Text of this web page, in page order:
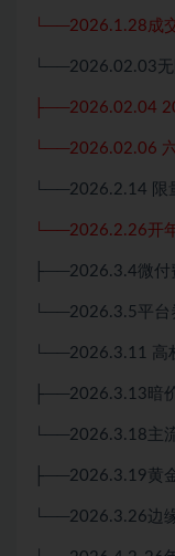
└──2026.1.28成
└──2026.02.03无
├──2026.02.04
└──2026.02.06
└──2026.2.14 限
└──2026.2.26开
├──2026.3.4微付
└──2026.3.5平台
└──2026.3.11 高
├──2026.3.13暗
└──2026.3.18主
├──2026.3.19黄
└──2026.3.26边